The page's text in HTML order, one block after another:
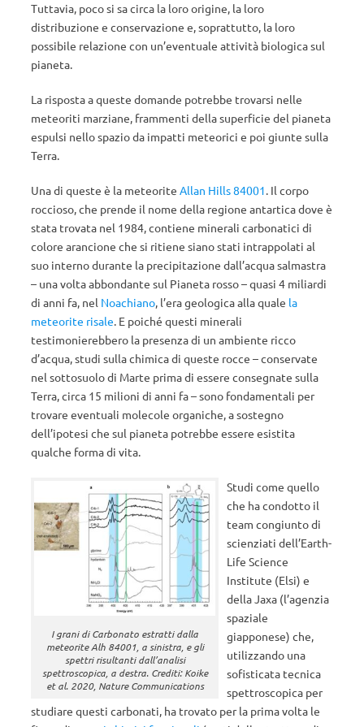
Tuttavia, poco si sa circa la loro origine, la loro
distribuzione e conservazione e, soprattutto, la loro
possibile relazione con un’eventuale attività biologica sul
pianeta.
La risposta a queste domande potrebbe trovarsi nelle
meteoriti marziane, frammenti della superficie del pianeta
espulsi nello spazio da impatti meteorici e poi giunte sulla
Terra.
Una di queste è la meteorite Allan Hills 84001. Il corpo
roccioso, che prende il nome della regione antartica dove è
stata trovata nel 1984, contiene minerali carbonatici di
colore arancione che si ritiene siano stati intrappolati al
suo interno durante la precipitazione dall’acqua salmastra
– una volta abbondante sul Pianeta rosso – quasi 4 miliardi
di anni fa, nel Noachiano, l’era geologica alla quale la
meteorite risale. E poiché questi minerali
testimonierebbero la presenza di un ambiente ricco
d’acqua, studi sulla chimica di queste rocce – conservate
nel sottosuolo di Marte prima di essere consegnate sulla
Terra, circa 15 milioni di anni fa –sono fondamentali per
trovare eventuali molecole organiche, a sostegno
dell’ipotesi che sul pianeta potrebbe essere esistita
qualche forma di vita.
I grani di Carbonato estratti dalla
meteorite Alh 84001, a sinistra, e gli
spettri risultanti dall’analisi
spettroscopica, a destra. Crediti: Koike
et al.2020, Nature Communications
Studi come quello
che ha condotto il
team congiunto di
scienziati dell’Earth-
Life Science
Institute (Elsi) e
della Jaxa (l’agenzia
spaziale
giapponese) che,
utilizzando una
sofisticata tecnica
spettroscopica per
studiare questi carbonati, ha trovato per la prima volta le